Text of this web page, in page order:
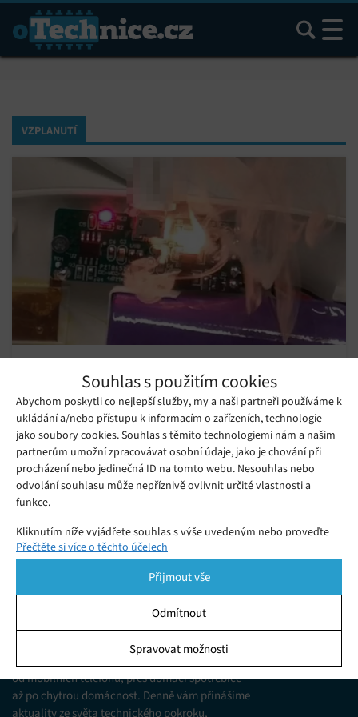
Souhlas s použitím cookies
Abychom poskytli co nejlepší služby, my a naši partneři používáme k
ukládání a/nebo přístupu k informacím o zařízeních, technologie
jako soubory cookies. Souhlas s těmito technologiemi nám a našim
partnerům umožní zpracovávat osobní údaje, jako je chování při
procházení nebo jedinečná ID na tomto webu. Nesouhlas nebo
odvolání souhlasu může nepříznivě ovlivnit určité vlastnosti a
funkce.
Kliknutím níže vyjádřete souhlas s výše uvedeným nebo proveďte
podrobnější rozhodnutí. Vaše volby budou použity pouze na tomto
pomocí přepínačů v Zásadách cookies nebo kliknutím na tlačítko
Spravovat souhlas ve spodní části obrazovky.
Ukládání a/nebo přístup k informacím v zařízení, Porozumění
publiku prostřednictvím statistik nebo kombinací údajů z
různých zdrojů.
Přečtěte si více o těchto účelech
Přijmout vše
Odmítnout
Spravovat možnosti
Hledat
VZPLANUTÍ
BadPower způsobit zničení nabíjeného
zařízení
Úterý 21. 07. 2020 Samuel
Přestože rychlé nabíjení se stává standardem u většiny
moderních smartphonů a doba nabíjení se s rostoucím
příkonem a napětím stále snižuje, tato technologie má také
svá rizika.
Jsme web zajímající se o technologické novinky
od mobilních telefonů, přes domácí spotřebiče
až po chytrou domácnost. Denně vám přinášíme
aktuality ze světa technického pokroku,